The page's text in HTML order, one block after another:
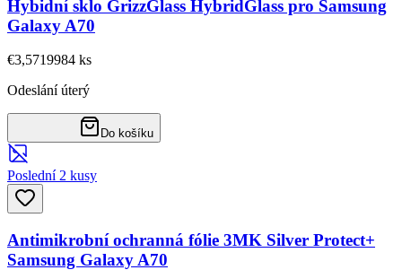
Hybidní sklo GrizzGlass HybridGlass pro Samsung
Galaxy A70
€3,5719984 ks
Odeslání úterý
Do košíku
Poslední 2 kusy
Antimikrobní ochranná fólie 3MK Silver Protect+
Samsung Galaxy A70